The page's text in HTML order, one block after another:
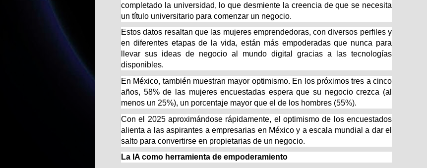
completado la universidad, lo que desmiente la creencia de que se necesita
un título universitario para comenzar un negocio.
Estos datos resaltan que las mujeres emprendedoras, con diversos perfiles y
en diferentes etapas de la vida, están más empoderadas que nunca para
llevar sus ideas de negocio al mundo digital gracias a las tecnologías
disponibles.
En México, también muestran mayor optimismo. En los próximos tres a cinco
años, 58% de las mujeres encuestadas espera que su negocio crezca (al
menos un 25%), un porcentaje mayor que el de los hombres (55%).
Con el 2025 aproximándose rápidamente, el optimismo de los encuestados
alienta a las aspirantes a empresarias en México y a escala mundial a dar el
salto para convertirse en propietarias de un negocio.
La IA como herramienta de empoderamiento